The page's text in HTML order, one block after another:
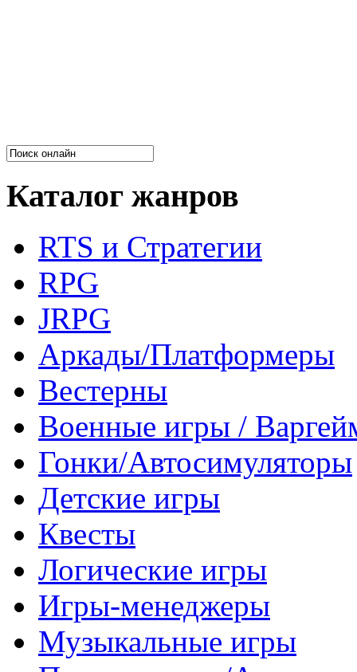
Каталог жанров
RTS и Стратегии
RPG
JRPG
Аркады/Платформеры
Вестерны
Военные игры /
Гонки/Автосимуляторы
Детские игры
Квесты
Логические игры
Игры-менеджеры
Музыкальные игры